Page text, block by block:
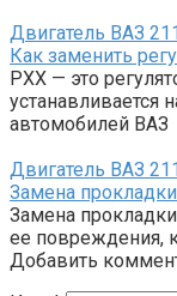
Двигатель ВАЗ
Как заменить
РХХ — это
устанавливается
автомобилей ВАЗ
Двигатель ВАЗ
Замена
Замена
ее повреждения,
Добавить